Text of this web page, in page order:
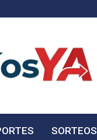
Ríos
SORTEOS